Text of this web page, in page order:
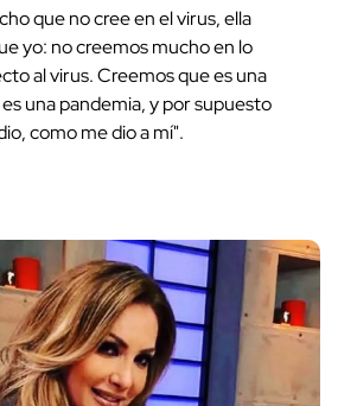
que no cree en el virus, ella
yo: no creemos mucho en lo
al virus. Creemos que es una
una pandemia, y por supuesto
como me dio a mí".